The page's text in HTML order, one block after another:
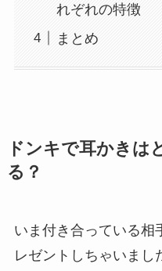
れぞれの特徴
まとめ
ドンキで耳かきは
る？
いま付き合っている相
レゼントしちゃいまし